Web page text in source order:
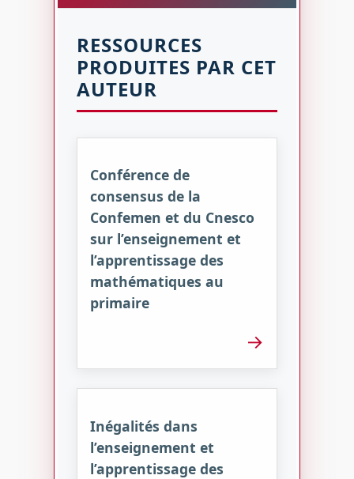
RESSOURCES
PRODUITES PAR CET
AUTEUR
Conférence de
consensus de la
Confemen et du Cnesco
sur l’enseignement et
l’apprentissage des
mathématiques au
primaire
→
Inégalités dans
l’enseignement et
l’apprentissage des